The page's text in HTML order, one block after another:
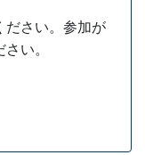
さい。参加が
い。